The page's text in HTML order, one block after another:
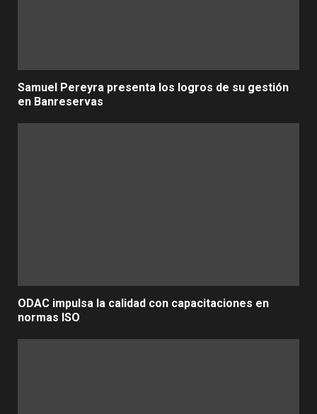
Samuel Pereyra presenta los logros de su gestión
en Banreservas
ODAC impulsa la calidad con capacitaciones en
normas ISO